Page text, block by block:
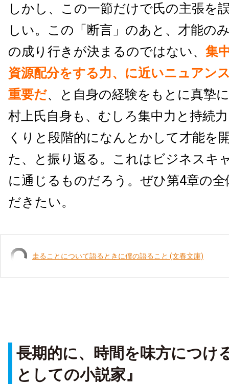
しかし、この一節だけで氏の主張を
しい。この「断言」のあと、才能の
の成り行きが決まるのではない、 集
資源配分をする力、に近いニュアン
重要だ、と自身の経験をもとに真摯
村上氏自身も、むしろ集中力と持続
くりと段階的になんとかして才能を
た、と振り返る。これはビジネスキ
に通じるものだろう。ぜひ第4章の
だきたい。
走ることについて語るときに僕の語ること (文春文庫)
長期的に、時間を味方につけ
としての小説家』